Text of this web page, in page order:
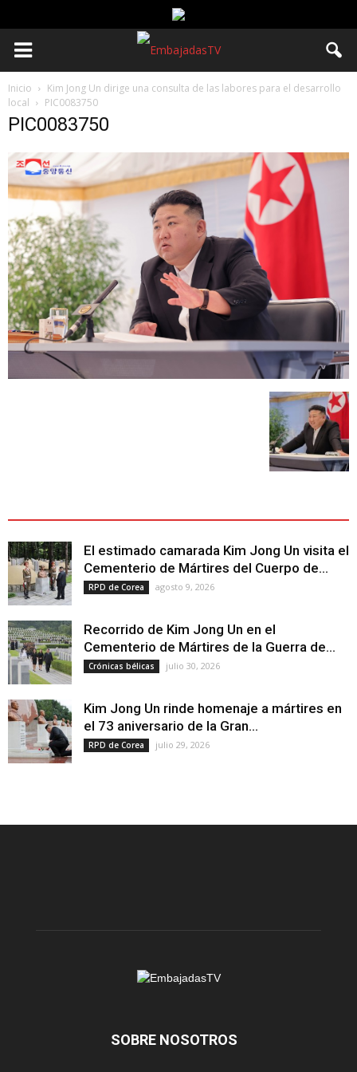
Inicio
Kim Jong Un dirige una consulta de las labores para el desarrollo
local
PIC0083750
PIC0083750
El estimado camarada Kim Jong Un visita el
Cementerio de Mártires del Cuerpo de...
RPD de Corea agosto 9, 2026
Recorrido de Kim Jong Un en el
Cementerio de Mártires de la Guerra de...
Crónicas bélicas julio 30, 2026
Kim Jong Un rinde homenaje a mártires en
el 73 aniversario de la Gran...
RPD de Corea julio 29, 2026
SOBRE NOSOTROS